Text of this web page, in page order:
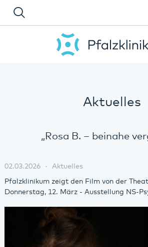
Aktuelles
„Rosa B. – beinahe
02.03.2026 Aktuelles
Pfalzklinikum zeigt den Film von der
Donnerstag, 12. März - Ausstellung NS-